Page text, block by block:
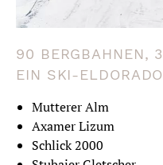
90 BERGBAHNEN,
EIN SKI-
Mutterer Alm
Axamer Lizum
Schlick 2000